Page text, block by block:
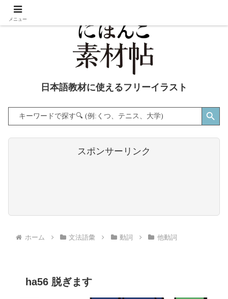
日本語教材に使えるフリーイラスト
Search
for:
Search Button
スポンサーリンク
ホーム 文法語彙 動詞 他動詞
ha56 脱ぎます
メニュー